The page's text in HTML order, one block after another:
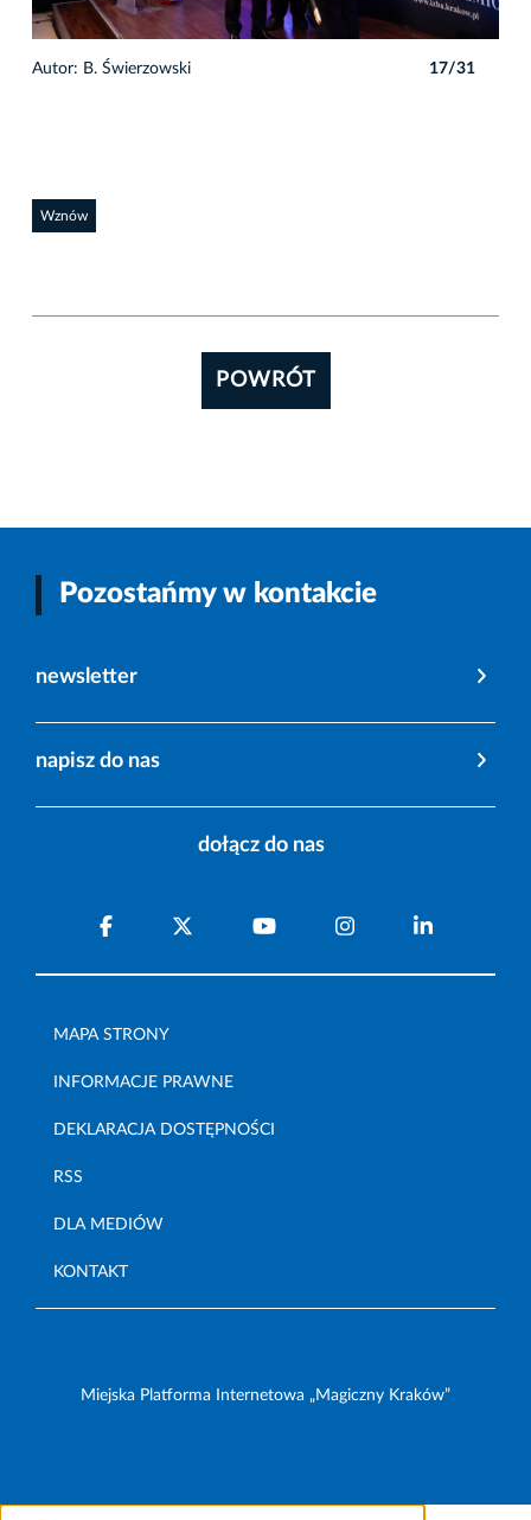
Autor: B. Świerzowski 17/31
Wznów
POWRÓT
Pozostańmy w kontakcie
newsletter
napisz do nas
dołącz do nas
MAPA STRONY
INFORMACJE PRAWNE
DEKLARACJA DOSTĘPNOŚCI
RSS
DLA MEDIÓW
KONTAKT
Miejska Platforma Internetowa „Magiczny Kraków”